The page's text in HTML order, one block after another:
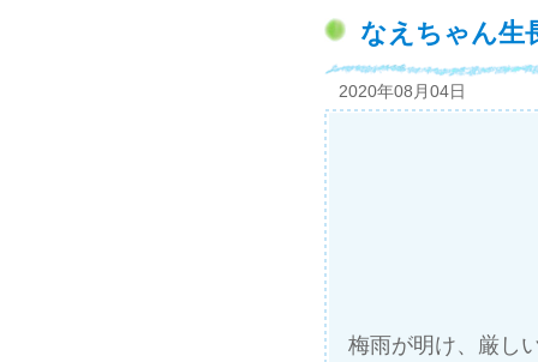
なえちゃん生
2020年08月04日
梅雨が明け、厳し